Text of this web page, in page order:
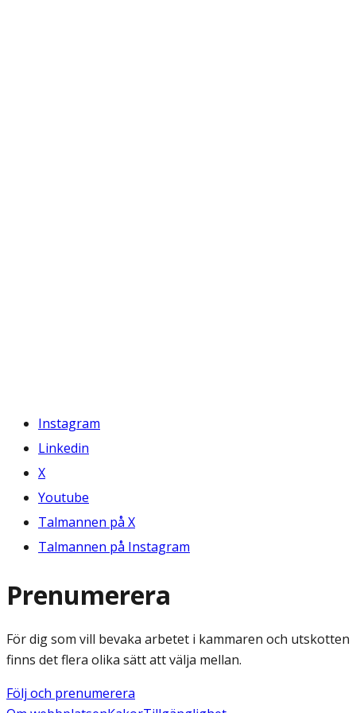
Instagram
Linkedin
X
Youtube
Talmannen på X
Talmannen på Instagram
Prenumerera
För dig som vill bevaka arbetet i kammaren och utskotten
finns det flera olika sätt att välja mellan.
Följ och prenumerera